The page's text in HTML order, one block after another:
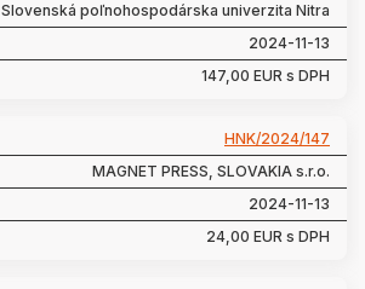
Slovenská poľnohospodárska univerzita Nitra
2024-11-13
147,00 EUR s DPH
HNK/2024/147
MAGNET PRESS, SLOVAKIA s.r.o.
2024-11-13
24,00 EUR s DPH